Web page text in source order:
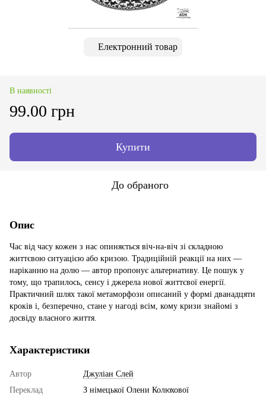
Електронний товар
В наявності
99.00 грн
Купити
До обраного
Опис
Час від часу кожен з нас опиняється віч-на-віч зі складною
життєвою ситуацією або кризою. Традиційній реакції на них —
наріканню на долю — автор пропонує альтернативу. Це пошук у
тому, що трапилось, сенсу і джерела нової життєвої енергії.
Практичний шлях такої метаморфози описаний у формі дванадцяти
кроків і, безперечно, стане у нагоді всім, кому кризи знайомі з
досвіду власного життя.
Характеристики
Автор
Джуліан Слей
Переклад
З німецької Олени Колюхової